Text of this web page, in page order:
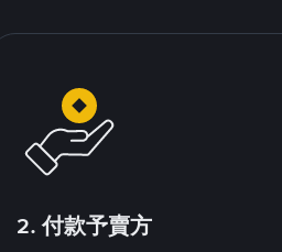
2. 付款予賣方